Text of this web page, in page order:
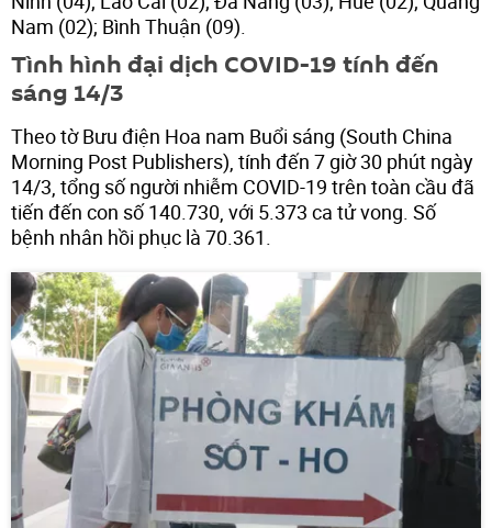
Nam (02); Bình Thuận (09).
Tình hình đại dịch COVID-19 tính đến
sáng 14/3
Theo tờ Bưu điện Hoa nam Buổi sáng (South China
Morning Post Publishers), tính đến 7 giờ 30 phút ngày
14/3, tổng số người nhiễm COVID-19 trên toàn cầu đã
tiến đến con số 140.730, với 5.373 ca tử vong. Số
bệnh nhân hồi phục là 70.361.